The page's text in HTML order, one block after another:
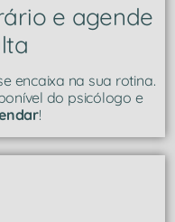
e agende
encaixa na sua rotina.
do psicólogo e
!